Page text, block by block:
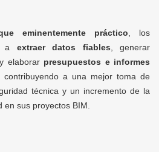
eminentemente práctico , los
a extraer datos fiables , generar
y elaborar presupuestos e informes
, contribuyendo a una mejor toma de
técnica y un incremento de la
sus proyectos BIM.